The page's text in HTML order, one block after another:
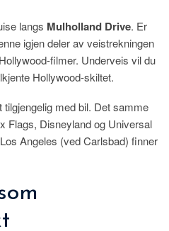
langs Mulholland Drive. Er
igjen deler av veistrekningen
filmer. Underveis vil du
Hollywood-skiltet.
med bil. Det samme
Flags, Disneyland og Universal
Angeles (ved Carlsbad) finner